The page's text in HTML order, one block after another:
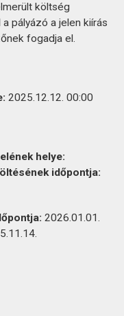
költség
pályázó a jelen kiírás
fogadja el.
2025.12.12. 00:00
helye:
időpontja:
2026.01.01.